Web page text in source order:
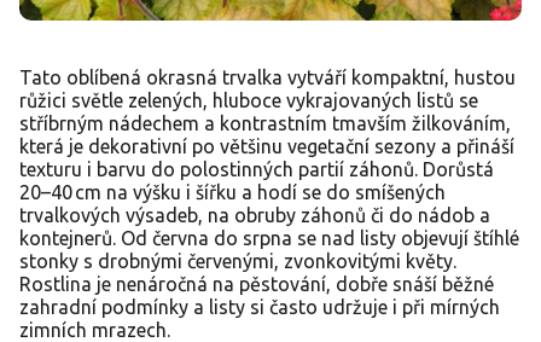
Tato oblíbená okrasná trvalka vytváří kompaktní, hustou
růžici světle zelených, hluboce vykrajovaných listů se
stříbrným nádechem a kontrastním tmavším žilkováním,
která je dekorativní po většinu vegetační sezony a přináší
texturu i barvu do polostinných partií záhonů. Dorůstá
20–40 cm na výšku i šířku a hodí se do smíšených
trvalkových výsadeb, na obruby záhonů či do nádob a
kontejnerů. Od června do srpna se nad listy objevují štíhlé
stonky s drobnými červenými, zvonkovitými květy.
Rostlina je nenáročná na pěstování, dobře snáší běžné
zahradní podmínky a listy si často udržuje i při mírných
zimních mrazech.